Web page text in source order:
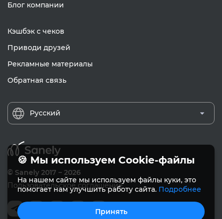
Блог компании
Кэшбэк с чеков
Приводи друзей
Рекламные материалы
Обратная связь
Русский
© Sanely 2017 – 2026
Пользовательское соглашение
🍪 Мы используем Cookie-файлы
На нашем сайте мы используем файлы куки, это
помогает нам улучшить работу сайта. Подробнее
Принять